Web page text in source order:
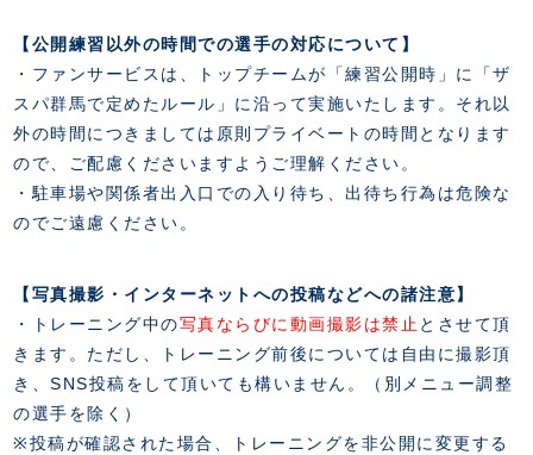
【公開練習以外の時間での選手の対応について】
・ファンサービスは、トップチームが「練習公開時」に「ザ
スパ群馬で定めたルール」に沿って実施いたします。それ以
外の時間につきましては原則プライベートの時間となります
ので、ご配慮くださいますようご理解ください。
・駐車場や関係者出入口での入り待ち、出待ち行為は危険な
のでご遠慮ください。
【写真撮影・インターネットへの投稿などへの諸注意】
・トレーニング中の写真ならびに動画撮影は禁止 とさせて頂
きます。ただし、トレーニング前後については自由に撮影頂
き、SNS投稿をして頂いても構いません。（別メニュー調整
の選手を除く）
※投稿が確認された場合、トレーニングを非公開に変更する